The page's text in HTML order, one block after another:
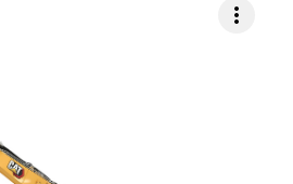
more_vert